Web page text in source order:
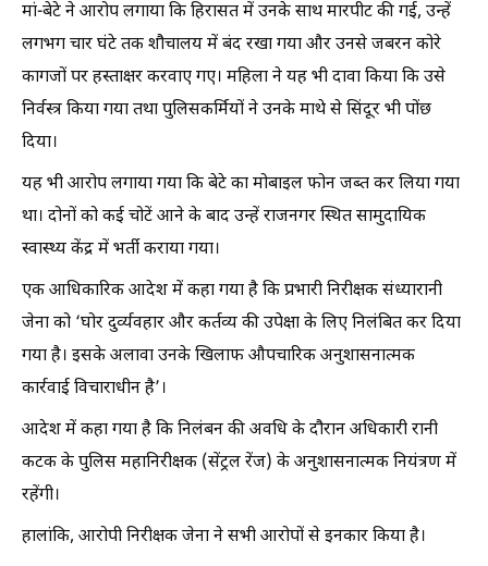
मां-बेटे ने आरोप लगाया कि हिरासत में उनके साथ मारपीट की गई, उन्हें
लगभग चार घंटे तक शौचालय में बंद रखा गया और उनसे जबरन कोरे
कागजों पर हस्ताक्षर करवाए गए। महिला ने यह भी दावा किया कि उसे
निर्वस्त्र किया गया तथा पुलिसकर्मियों ने उनके माथे से सिंदूर भी पोंछ
दिया।
यह भी आरोप लगाया गया कि बेटे का मोबाइल फोन जब्त कर लिया गया
था। दोनों को कई चोटें आने के बाद उन्हें राजनगर स्थित सामुदायिक
स्वास्थ्य केंद्र में भर्ती कराया गया।
एक आधिकारिक आदेश में कहा गया है कि प्रभारी निरीक्षक संध्यारानी
जेना को ‘घोर दुर्व्यवहार और कर्तव्य की उपेक्षा के लिए निलंबित कर दिया
गया है। इसके अलावा उनके खिलाफ औपचारिक अनुशासनात्मक
कार्रवाई विचाराधीन है’।
आदेश में कहा गया है कि निलंबन की अवधि के दौरान अधिकारी रानी
कटक के पुलिस महानिरीक्षक (सेंट्रल रेंज) के अनुशासनात्मक नियंत्रण में
रहेंगी।
हालांकि, आरोपी निरीक्षक जेना ने सभी आरोपों से इनकार किया है।